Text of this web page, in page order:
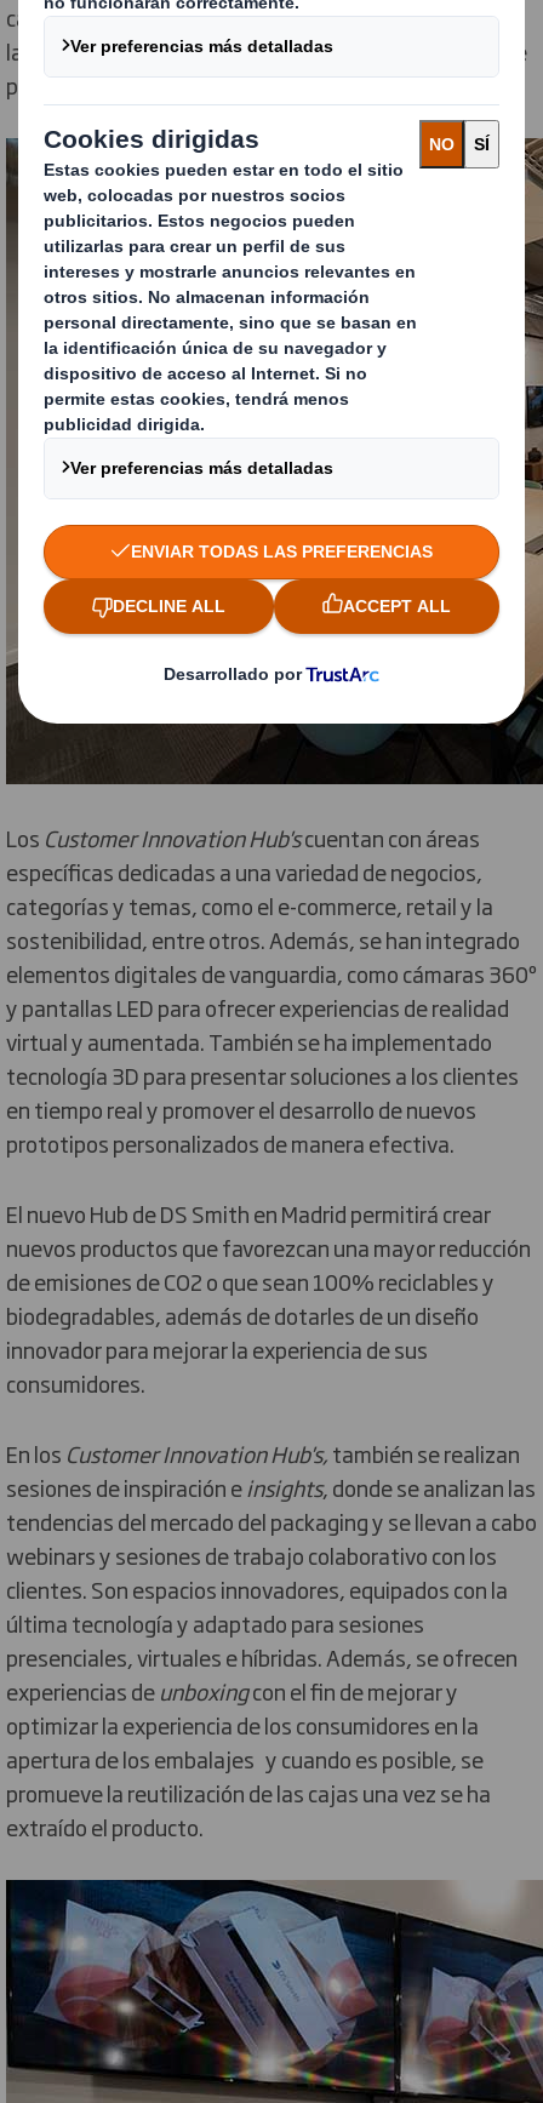
capacidad de DS Smith para continuar respondiendo a
las necesidades de los consumidores con soluciones de
packaging sostenibles en toda la Península Ibérica.
Los Customer Innovation Hub'scuentan con áreas
específicas dedicadas a una variedad de negocios,
categorías y temas, como el e-commerce, retail y la
sostenibilidad, entre otros. Además, se han integrado
elementos digitales de vanguardia, como cámaras 360º
y pantallas LED para ofrecer experiencias de realidad
virtual y aumentada. También se ha implementado
tecnología 3D para presentar soluciones a los clientes
en tiempo real y promover el desarrollo de nuevos
prototipos personalizados de manera efectiva.
El nuevo Hub de DS Smith en Madrid permitirá crear
nuevos productos que favorezcan una mayor reducción
de emisiones de CO2 o que sean 100% reciclables y
biodegradables, además de dotarles de un diseño
innovador para mejorar la experiencia de sus
consumidores.
En los Customer Innovation Hub's,también se realizan
sesiones de inspiración einsights, donde se analizan las
tendencias del mercado del packaging y se llevan a cabo
webinars y sesiones de trabajo colaborativo con los
clientes. Son espacios innovadores, equipados con la
última tecnología y adaptado para sesiones
presenciales, virtuales e híbridas. Además, se ofrecen
experiencias deunboxingcon el fin de mejorar y
optimizar la experiencia de los consumidores en la
apertura de los embalajes y cuando es posible, se
promueve la reutilización de las cajas una vez se ha
extraído el producto.